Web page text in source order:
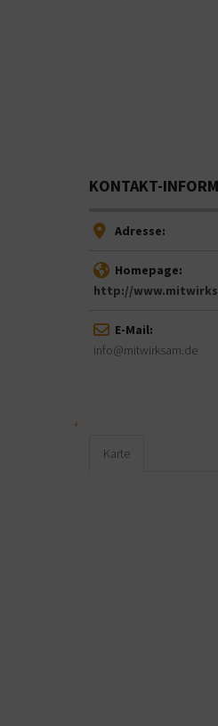
KONTAKT-
Adresse:
Homepage:
http://
E-Mail:
info@mitwirksam.de
Karte